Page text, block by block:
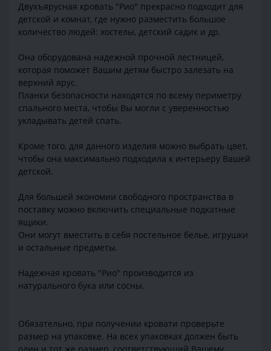
Двухъярусная кровать "Рио" прекрасно подходит для
детской и комнат, где нужно разместить большое
количество людей: хостелы, детский садик и др.
Она оборудована надежной прочной лестницей,
которая поможет Вашим детям быстро залезать на
верхний ярус.
Планки безопасности находятся по всему периметру
спального места, чтобы Вы могли с уверенностью
укладывать детей спать.
Кроме того, для данного изделия можно выбрать цвет,
чтобы она максимально подходила к интерьеру Вашей
детской.
Для большей экономии свободного пространства в
поставку можно включить специальные подкатные
ящики.
Они могут вместить в себя постельное белье, игрушки
и остальные предметы.
Надежная кровать "Рио" производится из
натурального бука или сосны.
Обязательно, при получении кровати проверьте
размер на упаковке. На всех упаковках должен быть